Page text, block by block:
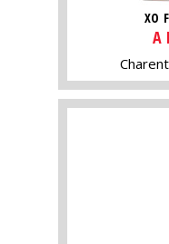
XO
A